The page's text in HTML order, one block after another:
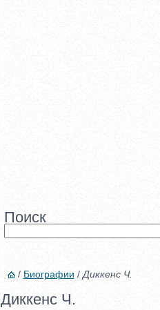
Поиск
/ Биографии / Диккенс Ч.
Диккенс Ч.